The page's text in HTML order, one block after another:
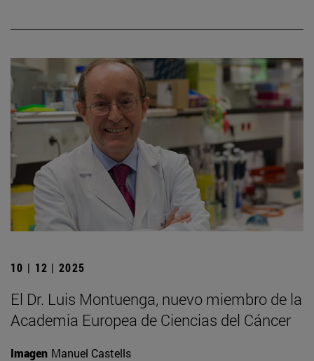
10 | 12 | 2025
El Dr. Luis Montuenga, nuevo miembro de la
Academia Europea de Ciencias del Cáncer
Imagen Manuel Castells